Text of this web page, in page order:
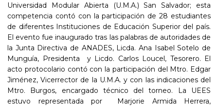
Universidad Modular Abierta (U.M.A.) San Salvador; esta
competencia contó con la participación de 28 estudiantes
de diferentes Instituciones de Educación Superior del país.
El evento fue inaugurado tras las palabras de autoridades de
la Junta Directiva de ANADES, Licda. Ana Isabel Sotelo de
Munguía, Presidenta y Licdo. Carlos Loucel, Tesorero. El
acto protocolario contó con la participación del Mtro. Edgar
Jiménez, Vicerrector de la U.M.A. y con las indicaciones del
Mtro. Burgos, encargado técnico del torneo. La UEES
estuvo representada por Marjorie Armida Herrera,